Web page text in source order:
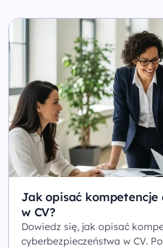
Jak opisać
w CV?
Dowiedz się, jak opisać
cyberbezpieczeństwa w CV.